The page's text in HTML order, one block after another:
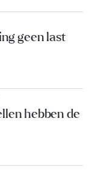
geen last
hebben de